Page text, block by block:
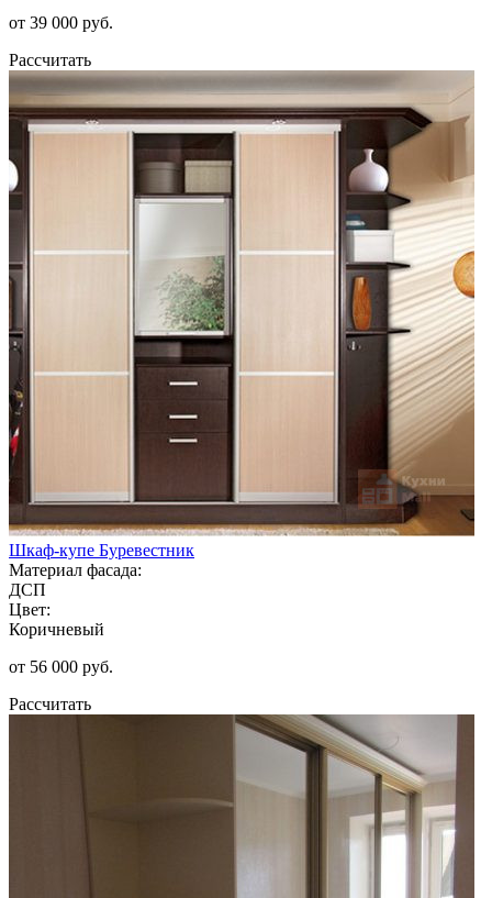
от 39 000 руб.
Рассчитать
Шкаф-купе Буревестник
Материал фасада:
ДСП
Цвет:
Коричневый
от 56 000 руб.
Рассчитать